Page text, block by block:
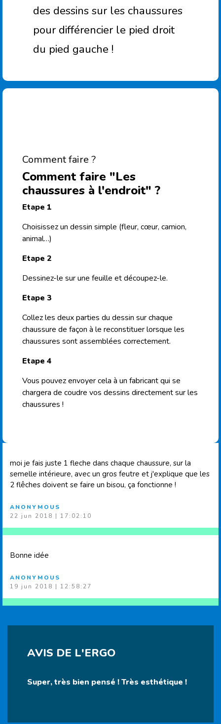
des dessins sur les chaussures
pour différencier le pied droit
du pied gauche !
Comment faire ?
Comment faire "Les
chaussures à l'endroit" ?
Etape 1
Choisissez un dessin simple (fleur, cœur, camion,
animal…)
Etape 2
Dessinez-le sur une feuille et découpez-le.
Etape 3
Collez les deux parties du dessin sur chaque
chaussure de façon à le reconstituer lorsque les
chaussures sont assemblées correctement.
Etape 4
Vous pouvez envoyer cela à un fabricant qui se
chargera de coudre vos dessins directement sur les
chaussures !
moi je fais juste 1 fleche dans chaque chaussure, sur la
semelle intérieure, avec un gros feutre et j'explique que les
2 flêches doivent se faire un bisou, ça fonctionne !
ANONYMOUS
22 jun 2018 | 17:02:10
Bonne idée
ANONYMOUS
19 jun 2018 | 12:58:27
AVIS DE L'ERGO
Super, très bien pensé ! Très esthétique !